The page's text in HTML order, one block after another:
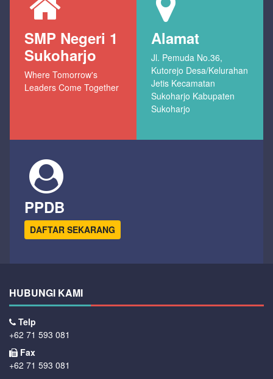
SMP Negeri 1
Sukoharjo
Where Tomorrow's
Leaders Come Together
Alamat
Jl. Pemuda No.36,
Kutorejo Desa/Kelurahan
Jetis Kecamatan
Sukoharjo Kabupaten
Sukoharjo
PPDB
DAFTAR SEKARANG
HUBUNGI KAMI
Telp
+62 71 593 081
Fax
+62 71 593 081